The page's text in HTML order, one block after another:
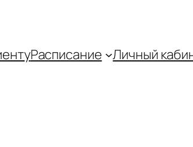
Распиcание Личный